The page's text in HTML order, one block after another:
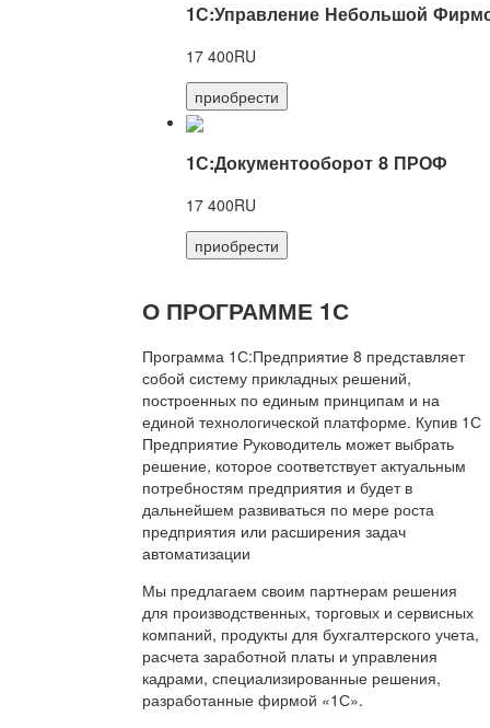
1С:Управление Небольшой
17 400RU
приобрести
1С:Документооборот 8 ПРОФ
17 400RU
приобрести
О ПРОГРАММЕ 1С
Программа 1С:Предприятие 8 представляет
собой систему прикладных решений,
построенных по единым принципам и на
единой технологической платформе. Купив 1С
Предприятие Руководитель может выбрать
решение, которое соответствует актуальным
потребностям предприятия и будет в
дальнейшем развиваться по мере роста
предприятия или расширения задач
автоматизации
Мы предлагаем своим партнерам решения
для производственных, торговых и сервисных
компаний, продукты для бухгалтерского учета,
расчета заработной платы и управления
кадрами, специализированные решения,
разработанные фирмой «1С».